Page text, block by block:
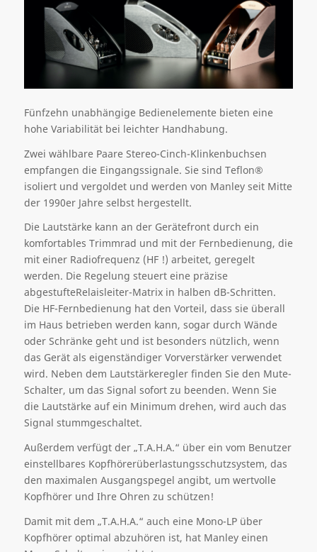
Fünfzehn unabhängige Bedienelemente bieten eine
hohe Variabilität bei leichter Handhabung.
Zwei wählbare Paare Stereo-Cinch-Klinkenbuchsen
empfangen die Eingangssignale. Sie sind Teflon®
isoliert und vergoldet und werden von Manley seit Mitte
der 1990er Jahre selbst hergestellt.
Die Lautstärke kann an der Gerätefront durch ein
komfortables Trimmrad und mit der Fernbedienung, die
mit einer Radiofrequenz (HF !) arbeitet, geregelt
werden. Die Regelung steuert eine präzise
abgestufteRelaisleiter-Matrix in halben dB-Schritten.
Die HF-Fernbedienung hat den Vorteil, dass sie überall
im Haus betrieben werden kann, sogar durch Wände
oder Schränke geht und ist besonders nützlich, wenn
das Gerät als eigenständiger Vorverstärker verwendet
wird. Neben dem Lautstärkeregler finden Sie den Mute-
Schalter, um das Signal sofort zu beenden. Wenn Sie
die Lautstärke auf ein Minimum drehen, wird auch das
Signal stummgeschaltet.
Außerdem verfügt der „T.A.H.A.“ über ein vom Benutzer
einstellbares Kopfhörerüberlastungsschutzsystem, das
den maximalen Ausgangspegel angibt, um wertvolle
Kopfhörer und Ihre Ohren zu schützen!
Damit mit dem „T.A.H.A.“ auch eine Mono-LP über
Kopfhörer optimal abzuhören ist, hat Manley einen